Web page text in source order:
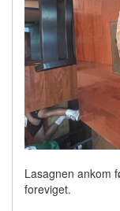
Lasagnen ankom
foreviget.